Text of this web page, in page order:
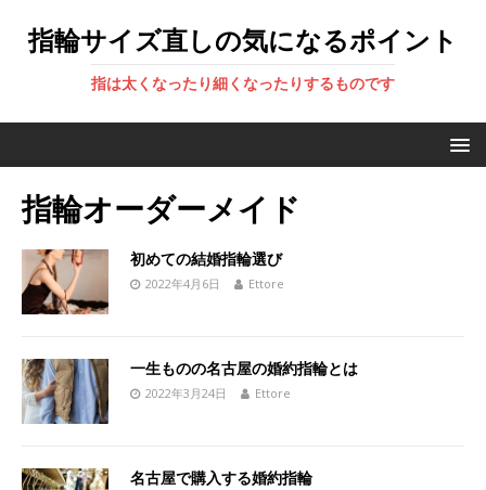
指輪サイズ直しの気になるポイント
指は太くなったり細くなったりするものです
指輪オーダーメイド
初めての結婚指輪選び
2022年4月6日 Ettore
一生ものの名古屋の婚約指輪とは
2022年3月24日 Ettore
名古屋で購入する婚約指輪